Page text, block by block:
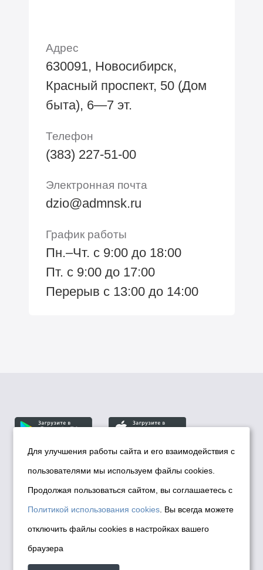
Адрес
630091, Новосибирск,
Красный проспект, 50 (Дом
быта), 6—7 эт.
Телефон
(383) 227-51-00
Электронная почта
dzio@admnsk.ru
График работы
Пн.–Чт. с 9:00 до 18:00
Пт. с 9:00 до 17:00
Перерыв с 13:00 до 14:00
© Департамент информационной политики мэрии
города Новосибирска, 2026
Политика использования Cookies
Политика по обработке персональных
данных в информационных системах
мэрии города Новосибирска
Для улучшения работы сайта и его взаимодействия с
пользователями мы используем файлы cookies.
Продолжая пользоваться сайтом, вы соглашаетесь с
Политикой использования cookies . Вы всегда можете
отключить файлы cookies в настройках вашего
браузера